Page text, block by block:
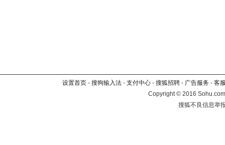
设置首页 - 搜狗输入法 - 支付中心 - 搜狐招聘 - 广告服务 - 客
Copyright©2016
搜狐不良信息举